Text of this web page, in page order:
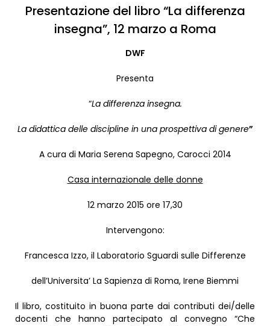
Presentazione del libro “La differenza
insegna”, 12 marzo a Roma
DWF
Presenta
“La differenza insegna.
La didattica delle discipline in una prospettiva di genere”
A cura di Maria Serena Sapegno, Carocci 2014
Casa internazionale delle donne
12 marzo 2015 ore 17,30
Intervengono:
Francesca Izzo, il Laboratorio Sguardi sulle Differenze
dell’Universita’ La Sapienza di Roma, Irene Biemmi
Il libro, costituito in buona parte dai contributi dei/delle
docenti che hanno partecipato al convegno “Che